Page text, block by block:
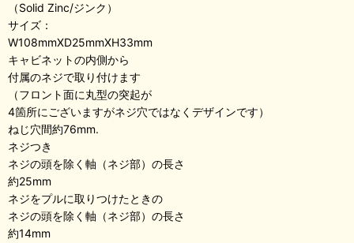
（Solid Zinc/ジンク）
サイズ：
W108mmXD25mmXH33mm
キャビネットの内側から
付属のネジで取り付けます
（フロント面に丸型の突起が
4箇所にございますがネジ穴ではなくデザインです）
ねじ穴間約76mm.
ネジつき
ネジの頭を除く軸（ネジ部）の長さ
約25mm
ネジをプルに取りつけたときの
ネジの頭を除く軸（ネジ部）の長さ
約14mm